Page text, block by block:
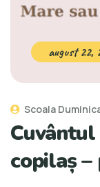
august 22,
Scoala
copilaș